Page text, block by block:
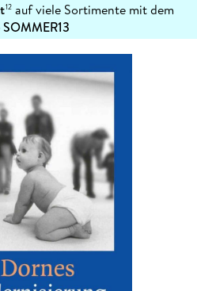
12auf viele Sortimente mit dem
SOMMER13